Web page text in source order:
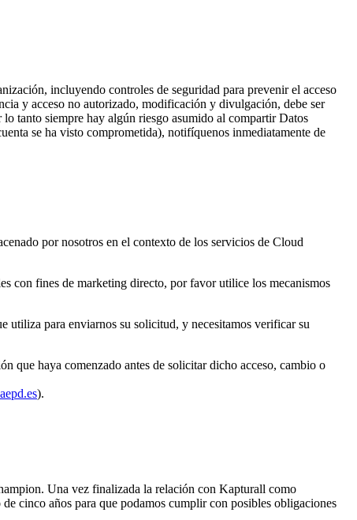
incluyendo controles de seguridad para prevenir el acceso
y acceso no autorizado, modificación y divulgación, debe ser
tanto siempre hay algún riesgo asumido al compartir Datos
se ha visto comprometida), notifíquenos inmediatamente de
por nosotros en el contexto de los servicios de Cloud
con fines de marketing directo, por favor utilice los mecanismos
utiliza para enviarnos su solicitud, y necesitamos verificar su
que haya comenzado antes de solicitar dicho acceso, cambio o
).
Una vez finalizada la relación con Kapturall como
cinco años para que podamos cumplir con posibles obligaciones